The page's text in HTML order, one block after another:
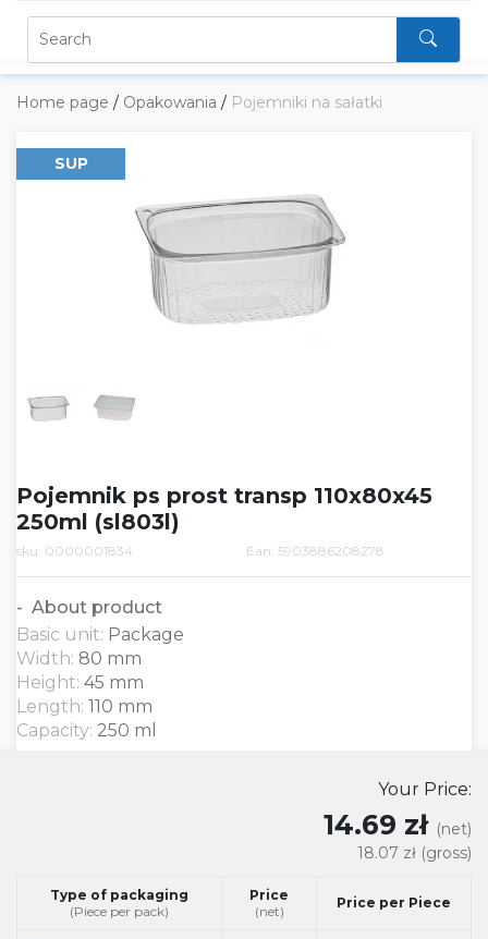
Home page / Opakowania / Pojemniki na sałatki
SUP
Pojemnik ps prost transp 110x80x45
250ml (sl803l)
sku: 0000001834 Ean: 5903886208278
About product
Basic unit: Package
Width: 80 mm
Height: 45 mm
Length: 110 mm
Capacity: 250 ml
Your Price:
14.69 zł (net)
18.07 zł (gross)
Type of packaging
(Piece per pack)
Price
(net)
Price per Piece